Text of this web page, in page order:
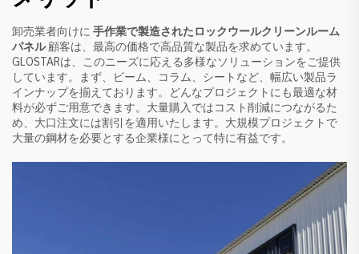
卸売業者向けに 手作業で製造されたロックウールクリーンルーム
パネル顧客は、最高の価格で高品質な製品を求めています。
GLOSTARは、このニーズに応える多様なソリューションをご提供
しています。まず、ビーム、コラム、シートなど、幅広い製品ラ
インナップを揃えております。どんなプロジェクトにも最適な材
料が必ずご用意できます。大量購入ではコスト削減につながるた
め、大口注文には割引を適用いたします。大規模プロジェクトで
大量の鋼材を必要とする企業様にとって特に有益です。